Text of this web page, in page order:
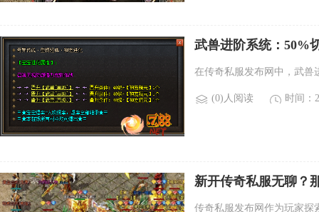
武兽进阶系统：50%
在传奇私服发布网中，武兽
(0)人阅读 时间：
新开传奇私服无聊？
传奇私服发布网作为玩家探